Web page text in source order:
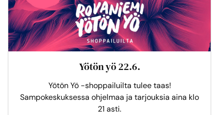
Yötön yö 22.6.
Yötön Yö -shoppailuilta tulee taas!
Sampokeskuksessa ohjelmaa ja tarjouksia aina klo
21 asti.